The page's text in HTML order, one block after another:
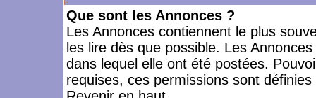
Que sont les Annonces ?
Les Annonces contiennent le plus
les lire dès que possible. Les
dans lequel elle ont été postées.
requises, ces permissions sont